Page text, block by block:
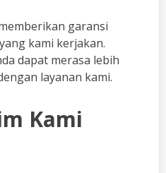
garansi
kami kerjakan.
dapat merasa lebih
layanan kami.
Kami